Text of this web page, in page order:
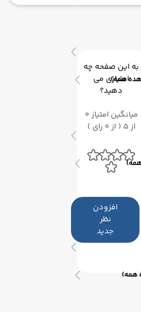
همه)
همه)
بلکه ترکیبی هنرمندانه از معماری
می‌گذارد.
به این صفحه چه
امتیازی می
دهید؟
میانگین امتیاز 0
از 5 ( از 0 رای )
افزودن
نظر
جدید